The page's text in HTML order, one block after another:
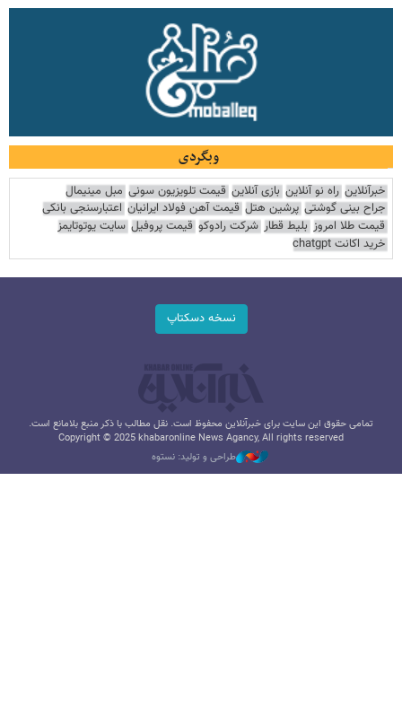
وبگردی
خبرآنلاین راه نو آنلاین بازی آنلاین قیمت تلویزیون سونی مبل مینیمال
جراح بینی گوشتی پرشین هتل قیمت آهن فولاد ایرانیان اعتبارسنجی بانکی
قیمت طلا امروز بلیط قطار شرکت رادوکو قیمت پروفیل سایت یوتوتایمز
خرید اکانت chatgpt
نسخه دسکتاپ
تمامی حقوق این سایت برای خبرآنلاین محفوظ است. نقل مطالب با ذکر منبع بلامانع است.
Copyright © 2025 khabaronline News Agancy, All rights reserved
طراحی و تولید: نستوه